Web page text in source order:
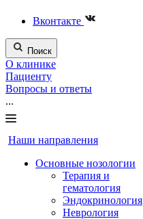
Вконтакте
Поиск
О клинике
Пациенту
Вопросы и ответы
...
Наши направления
Основные нозологии
Терапия и
гематология
Эндокринология
Неврология